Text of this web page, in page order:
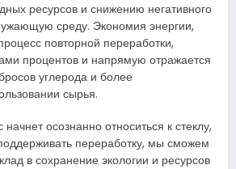
ресурсов и снижению негативного
среду. Экономия энергии,
повторной переработки,
процентов и напрямую отражается
углерода и более
сырья.
осознанно относиться к стеклу,
переработку, мы сможем
в сохранение экологии и ресурсов